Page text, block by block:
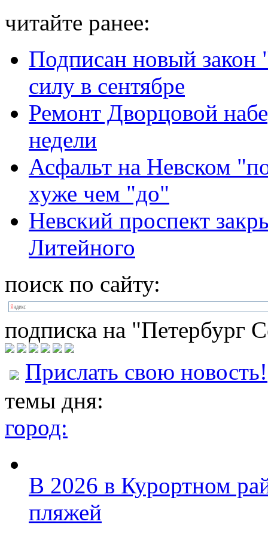
читайте ранее:
Подписан новый закон
силу в сентябре
Ремонт Дворцовой
недели
Асфальт на Невском
хуже чем "до"
Невский проспект
Литейного
поиск по сайту:
подписка на "Петербург
Прислать свою новость!
темы дня:
город:
В 2026 в Курортном
пляжей